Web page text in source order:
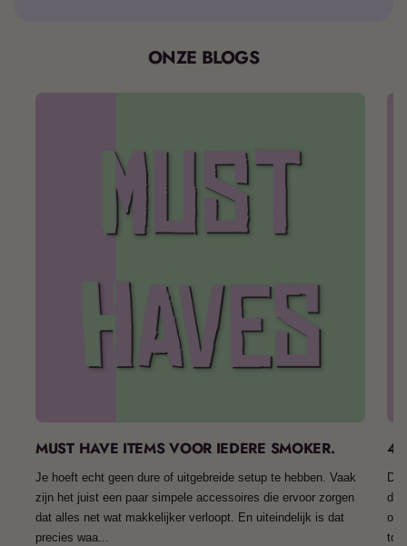
ONZE BLOGS
MUST HAVE ITEMS VOOR IEDERE SMOKER.
Je hoeft echt geen dure of uitgebreide setup te hebben. Vaak
zijn het juist een paar simpele accessoires die ervoor zorgen
dat alles net wat makkelijker verloopt. En uiteindelijk is dat
precies waa...
De
die
of